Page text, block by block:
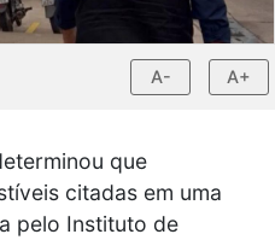
A- A+
que
citadas em uma
pelo Instituto de